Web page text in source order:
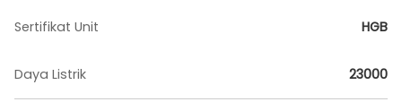
Sertifikat Unit HGB
Daya Listrik 23000